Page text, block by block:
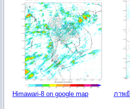
Himawari-8 on google map ภาพ